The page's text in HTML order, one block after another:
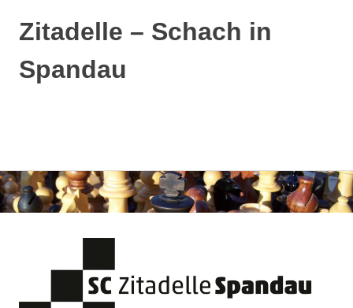
Zum
Inhalt
springen
Zitadelle – Schach in
Spandau